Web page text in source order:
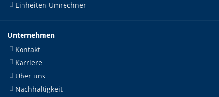
Einheiten-Umrechner
Unternehmen
Kontakt
Karriere
Über uns
Nachhaltigkeit